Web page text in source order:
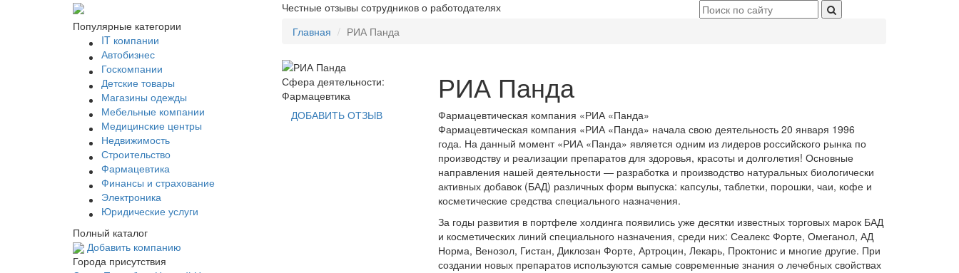
Честные отзывы сотрудников о работодателях
Популярные категории
IT компании
Автобизнес
Госкомпании
Детские товары
Магазины одежды
Мебельные компании
Медицинские центры
Недвижимость
Строительство
Фармацевтика
Финансы и страхование
Электроника
Юридические услуги
Полный каталог
Добавить компанию
Города присутствия
Главная РИА Панда
Сфера деятельности:
Фармацевтика
ДОБАВИТЬ ОТЗЫВ
РИА Панда
Фармацевтическая компания «РИА «Панда»
Фармацевтическая компания «РИА «Панда» начала свою деятельность 20 января 1996
года. На данный момент «РИА «Панда» является одним из лидеров российского рынка по
производству и реализации препаратов для здоровья, красоты и долголетия! Основные
направления нашей деятельности — разработка и производство натуральных биологически
активных добавок (БАД) различных форм выпуска: капсулы, таблетки, порошки, чаи, кофе и
косметические средства специального назначения.
За годы развития в портфеле холдинга появились уже десятки известных торговых марок БАД
и косметических линий специального назначения, среди них: Сеалекс Форте, Омеганол, АД
Норма, Венозол, Гистан, Диклозан Форте, Артроцин, Лекарь, Проктонис и многие другие. При
создании новых препаратов используются самые современные знания о лечебных свойствах